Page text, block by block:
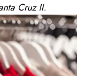
Cruz II.